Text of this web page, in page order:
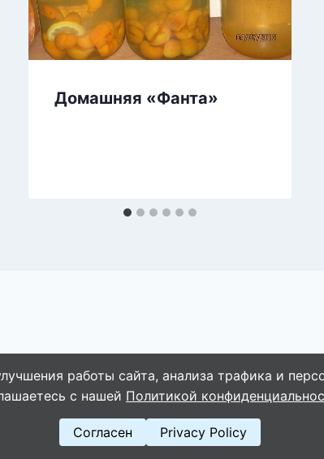
Домашняя «Фанта»
© 2026 WebVinegret
работы сайта, анализа трафика и
с нашей Политикой
Согласен Privacy Policy